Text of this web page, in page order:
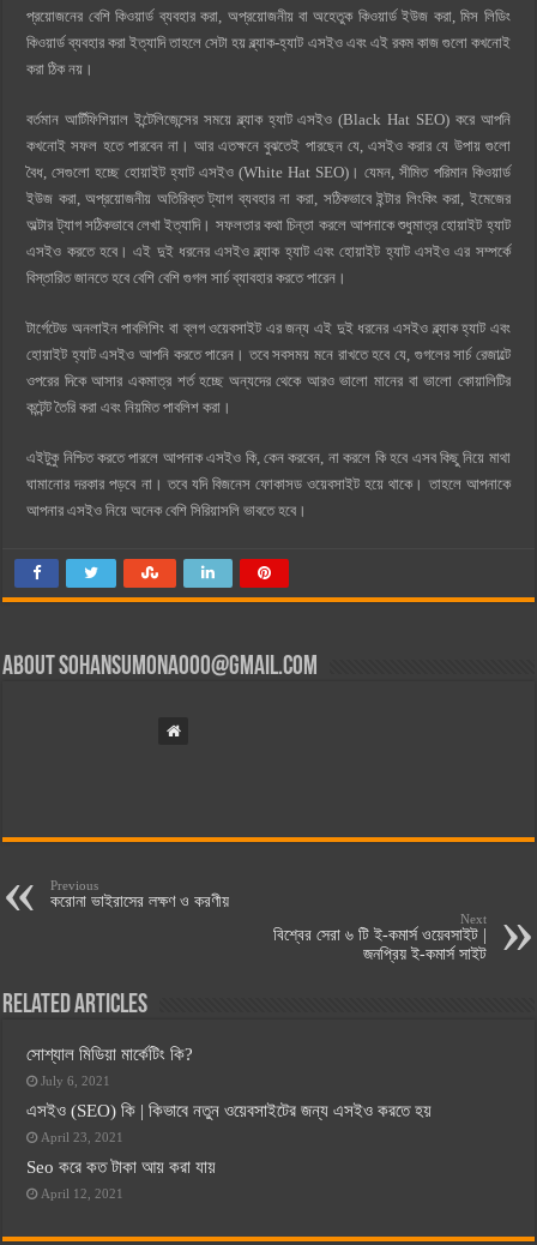
প্রয়োজনের বেশি কিওয়ার্ড ব্যবহার করা, অপ্রয়োজনীয় বা অহেতুক কিওয়ার্ড ইউজ করা, মিস লিডিং
কিওয়ার্ড ব্যবহার করা ইত্যাদি তাহলে সেটা হয় ব্ল্যাক-হ্যাট এসইও এবং এই রকম কাজ গুলো কখনোই
করা ঠিক নয়।
বর্তমান আর্টিফিশিয়াল ইন্টেলিজেন্সের সময়ে ব্ল্যাক হ্যাট এসইও (Black Hat SEO) করে আপনি
কখনোই সফল হতে পারবেন না। আর এতক্ষনে বুঝতেই পারছেন যে, এসইও করার যে উপায় গুলো
বৈধ, সেগুলো হচ্ছে হোয়াইট হ্যাট এসইও (White Hat SEO)। যেমন, সীমিত পরিমান কিওয়ার্ড
ইউজ করা, অপ্রয়োজনীয় অতিরিক্ত ট্যাগ ব্যবহার না করা, সঠিকভাবে ইন্টার লিংকিং করা, ইমেজের
অল্টার ট্যাগ সঠিকভাবে লেখা ইত্যাদি। সফলতার কথা চিন্তা করলে আপনাকে শুধুমাত্র হোয়াইট হ্যাট
এসইও করতে হবে। এই দুই ধরনের এসইও ব্ল্যাক হ্যাট এবং হোয়াইট হ্যাট এসইও এর সম্পর্কে
বিস্তারিত জানতে হবে বেশি বেশি গুগল সার্চ ব্যাবহার করতে পারেন।
টার্গেটেড অনলাইন পাবলিশিং বা ব্লগ ওয়েবসাইট এর জন্য এই দুই ধরনের এসইও ব্ল্যাক হ্যাট এবং
হোয়াইট হ্যাট এসইও আপনি করতে পারেন। তবে সবসময় মনে রাখতে হবে যে, গুগলের সার্চ রেজাল্টে
ওপরের দিকে আসার একমাত্র শর্ত হচ্ছে অন্যদের থেকে আরও ভালো মানের বা ভালো কোয়ালিটির
কন্টেন্ট তৈরি করা এবং নিয়মিত পাবলিশ করা।
এইটুকু নিশ্চিত করতে পারলে আপনাক এসইও কি, কেন করবেন, না করলে কি হবে এসব কিছু নিয়ে মাথা
ঘামানোর দরকার পড়বে না। তবে যদি বিজনেস ফোকাসড ওয়েবসাইট হয়ে থাকে। তাহলে আপনাকে
আপনার এসইও নিয়ে অনেক বেশি সিরিয়াসলি ভাবতে হবে।
Aboutsohansumona000@gmail.com
Previous
করোনা ভাইরাসের লক্ষণ ও করণীয়
Next
বিশ্বের সেরা ৬ টি ই-কমার্স ওয়েবসাইট |
জনপ্রিয় ই-কমার্স সাইট
Related Articles
সোশ্যাল মিডিয়া মার্কেটিং কি?
July 6, 2021
এসইও (SEO) কি | কিভাবে নতুন ওয়েবসাইটের জন্য এসইও করতে হয়
April 23, 2021
Seo করে কত টাকা আয় করা যায়
April 12, 2021